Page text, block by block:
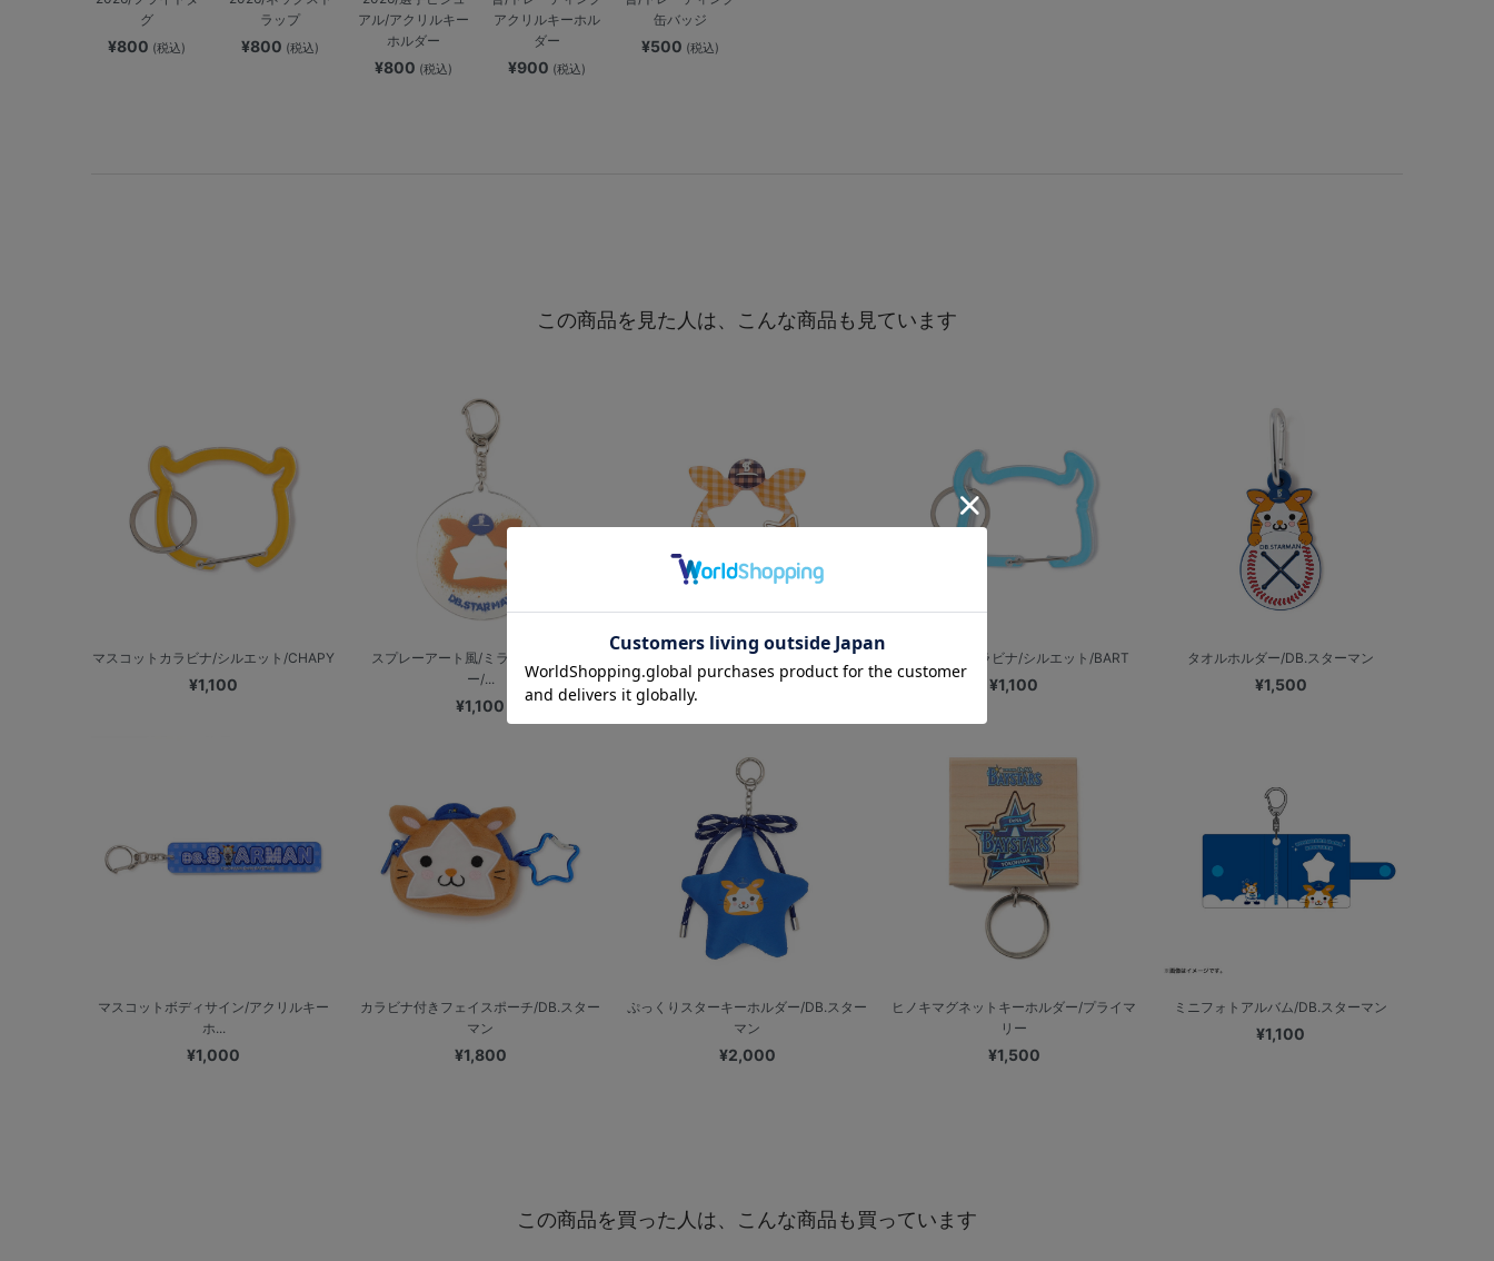
グ
¥800 (税込)
ラップ
¥800 (税込)
アル/アクリルキー
ホルダー
¥800 (税込)
アクリルキーホル
ダー
¥900 (税込)
缶バッジ
¥500 (税込)
この商品を見た人は、こんな商品も見ています
マスコットカラビナ/シルエット/CHAPY
¥1,100
スプレーアート風/ミラーキーホルダ
ー/...
¥1,100
横浜DeNAベイスターズ×MILKFE... マスコットカラビナ/シルエット/BART
¥1,100
タオルホルダー/DB.スターマン
¥1,500
マスコットボディサイン/アクリルキー
ホ...
¥1,000
カラビナ付きフェイスポーチ/DB.スター
マン
¥1,800
ぷっくりスターキーホルダー/DB.スター
マン
¥2,000
ヒノキマグネットキーホルダー/プライマ
リー
¥1,500
ミニフォトアルバム/DB.スターマン
¥1,100
この商品を買った人は、こんな商品も買っています